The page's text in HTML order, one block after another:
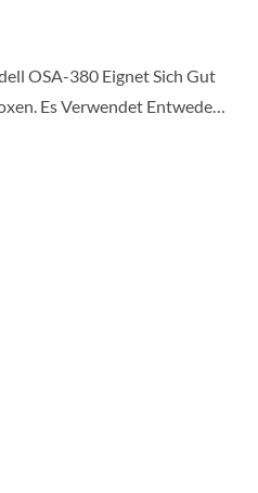
OSA-380 Eignet Sich Gut
Es Verwendet Entweder
Zu Werden. Es